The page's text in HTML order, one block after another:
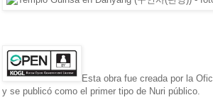
Esta obra fue creada por la
y se publicó como el primer tipo de Nuri público.